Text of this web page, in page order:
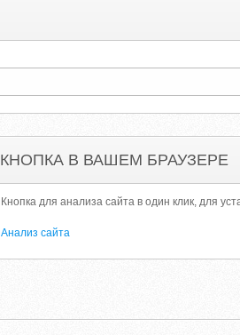
КНОПКА В ВАШЕМ БРАУЗЕРЕ
Кнопка для анализа сайта в один клик, для
Анализ сайта